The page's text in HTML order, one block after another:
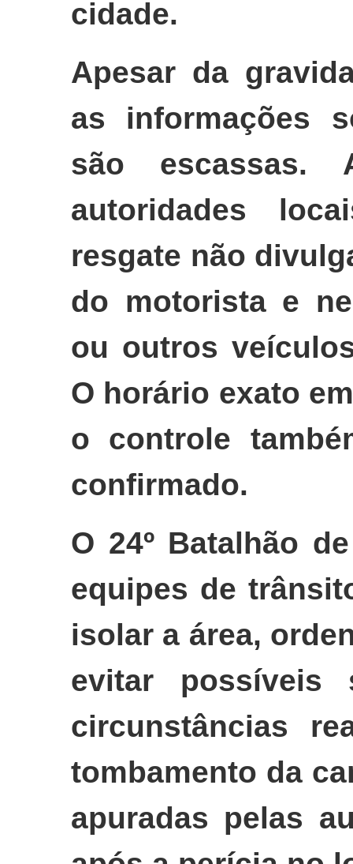
cidade.
Apesar da
as informações
são escassas.
autoridades
resgate não
do motorista e
ou outros
O horário exato
o controle
confirmado.
O 24º Batalhão
equipes de
isolar a área,
evitar possíveis
circunstâncias
tombamento da
apuradas pelas